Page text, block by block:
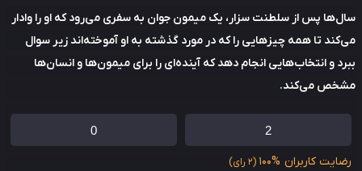
پس از سلطنت سزار، یک میمون جوان به سفری می‌رود که او را وادار
تا همه چیزهایی را که در مورد گذشته به او آموخته‌اند زیر سوال
و انتخاب‌هایی انجام دهد که آینده‌ای را برای میمون‌ها و انسان‌ها
می‌کند.
کاربران 100%(2 رای)